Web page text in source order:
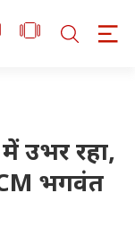
उभर रहा,
CM भगवंत